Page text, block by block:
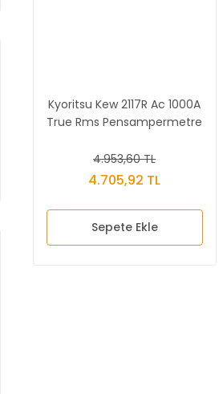
Kyoritsu Kew 2117R Ac 1000A
True Rms Pensampermetre
4.953,60 TL
4.705,92 TL
Sepete Ekle